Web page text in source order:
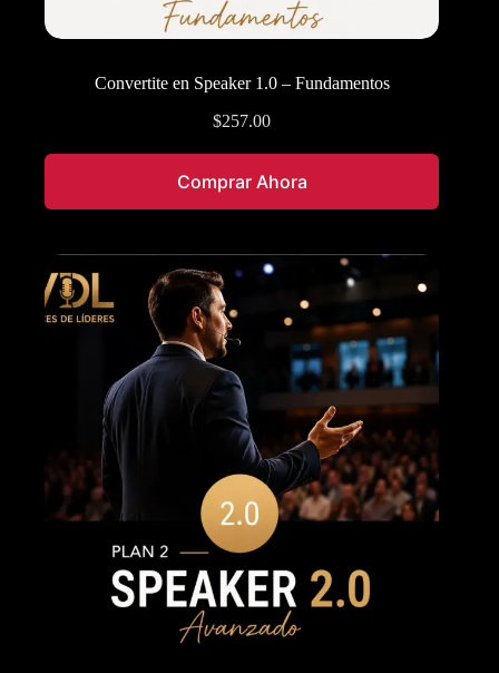
Convertite en Speaker 1.0 – Fundamentos
$257.00
Comprar Ahora